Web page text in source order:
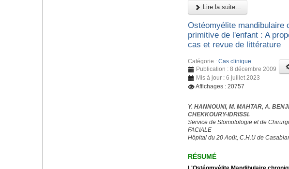
Lire la suite...
Ostéomyélite mandibulaire
primitive de l'enfant : A
cas et revue de littérature
Catégorie : Cas clinique
Publication : 8 décembre 2009
Mis à jour : 6 juillet 2023
Affichages : 20757
Y. HANNOUNI, M. MAHTAR, A.
CHEKKOURY-IDRISSI.
Service de Stomotologie et de
FACIALE
Hôpital du 20 Août, C.H.U de
RÉSUMÉ